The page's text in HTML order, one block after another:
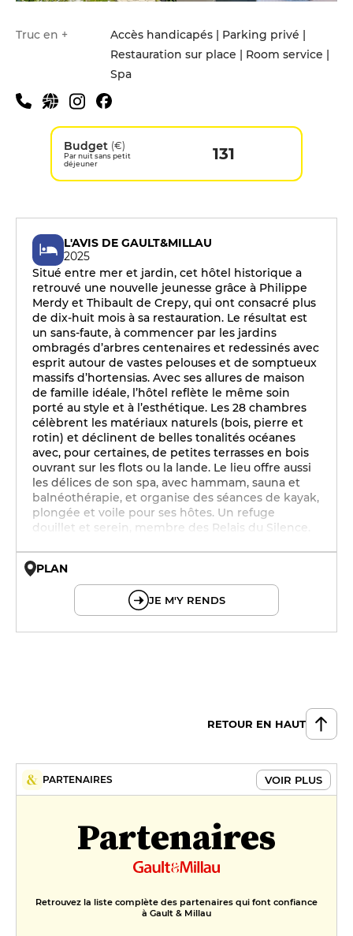
Truc en +
Accès handicapés | Parking privé |
Restauration sur place | Room service |
Spa
Budget (€)
Par nuit sans petit
déjeuner
131
L'AVIS DE GAULT&MILLAU
2025
Situé entre mer et jardin, cet hôtel historique a
retrouvé une nouvelle jeunesse grâce à Philippe
Merdy et Thibault de Crepy, qui ont consacré plus
de dix-huit mois à sa restauration. Le résultat est
un sans-faute, à commencer par les jardins
ombragés d’arbres centenaires et redessinés avec
esprit autour de vastes pelouses et de somptueux
massifs d’hortensias. Avec ses allures de maison
de famille idéale, l’hôtel reflète le même soin
porté au style et à l’esthétique. Les 28 chambres
célèbrent les matériaux naturels (bois, pierre et
rotin) et déclinent de belles tonalités océanes
avec, pour certaines, de petites terrasses en bois
ouvrant sur les flots ou la lande. Le lieu offre aussi
les délices de son spa, avec hammam, sauna et
balnéothérapie, et organise des séances de kayak,
plongée et voile pour ses hôtes. Un refuge
douillet et serein, membre des Relais du Silence.
PLAN
JE M'Y RENDS
RETOUR EN HAUT
PARTENAIRES VOIR PLUS
Partenaires
Retrouvez la liste complète des partenaires qui font confiance
à Gault & Millau